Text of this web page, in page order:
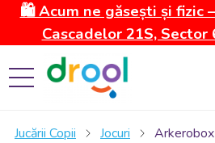
🛍️ Acum ne găsești și fizic
Cascadelor 21S, Sector
Jucării Copii Jocuri